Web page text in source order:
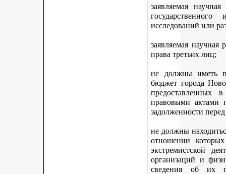
заявляемая
исследований или
заявляемая
права третьих лиц;
не должны иметь
бюджет города
предоставленных
правовыми актами
задолженности
не должны
отношении
экстремистской
организаций и
сведения об их